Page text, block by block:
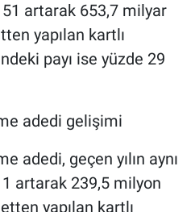
artarak 653,7 milyar
yapılan kartlı
payı ise yüzde 29
adedi gelişimi
adedi, geçen yılın aynı
artarak 239,5 milyon
yapılan kartlı